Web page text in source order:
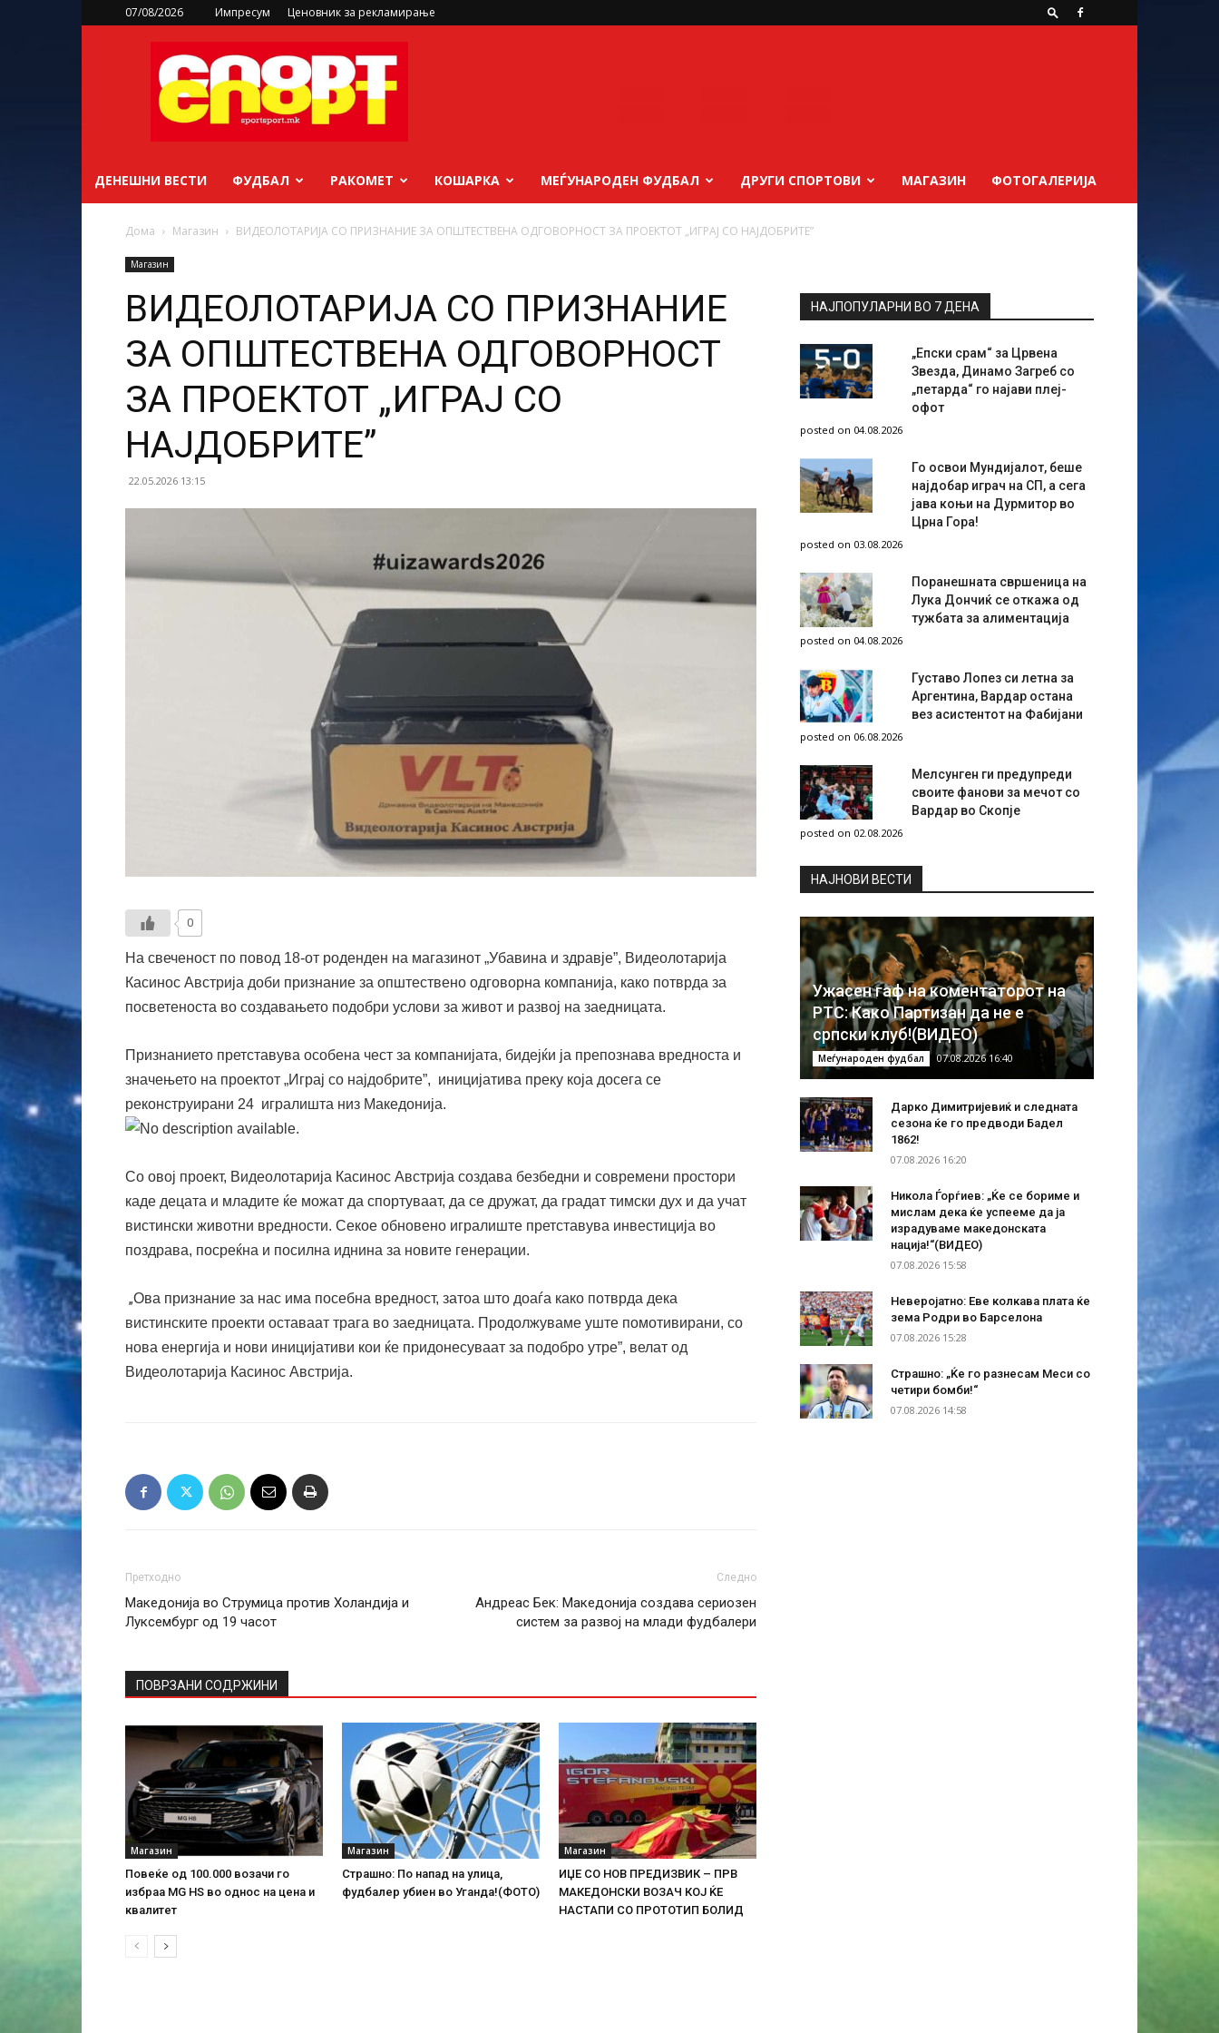
07/08/2026 Импресум Ценовник за рекламирање
sportsport.mk
ДЕНЕШНИ ВЕСТИ ФУДБАЛ РАКОМЕТ КОШАРКА МЕЃУНАРОДЕН ФУДБАЛ ДРУГИ СПОРТОВИ МАГАЗИН ФОТОГАЛЕРИЈА
Дома Магазин ВИДЕОЛОТАРИЈА СО ПРИЗНАНИЕ ЗА ОПШТЕСТВЕНА ОДГОВОРНОСТ ЗА ПРОЕКТОТ „ИГРАЈ СО НАЈДОБРИТЕ”
Магазин
ВИДЕОЛОТАРИЈА СО ПРИЗНАНИЕ
ЗА ОПШТЕСТВЕНА ОДГОВОРНОСТ
ЗА ПРОЕКТОТ „ИГРАЈ СО
НАЈДОБРИТЕ”
22.05.2026 13:15
0
На свеченост по повод 18-от роденден на магазинот „Убавина и здравје”, Видеолотарија
Касинос Австрија доби признание за општествено одговорна компанија, како потврда за
посветеноста во создавањето подобри услови за живот и развој на заедницата.
Признанието претставува особена чест за компанијата, бидејќи ја препознава вредноста и
значењето на проектот „Играј со најдобрите”, иницијатива преку која досега се
реконструирани 24 игралишта низ Македонија.
Со овој проект, Видеолотарија Касинос Австрија создава безбедни и современи простори
каде децата и младите ќе можат да спортуваат, да се дружат, да градат тимски дух и да учат
вистински животни вредности. Секое обновено игралиште претставува инвестиција во
поздрава, посреќна и посилна иднина за новите генерации.
„Ова признание за нас има посебна вредност, затоа што доаѓа како потврда дека
вистинските проекти оставаат трага во заедницата. Продолжуваме уште помотивирани, со
нова енергија и нови иницијативи кои ќе придонесуваат за подобро утре”, велат од
Видеолотарија Касинос Австрија.
Претходно
Македонија во Струмица против Холандија и
Луксембург од 19 часот
Следно
Андреас Бек: Македонија создава сериозен
систем за развој на млади фудбалери
ПОВРЗАНИ СОДРЖИНИ
Магазин
Повеќе од 100.000 возачи го
избраа MG HS во однос на цена и
квалитет
Магазин
Страшно: По напад на улица,
фудбалер убиен во Уганда!(ФОТО)
Магазин
ИЏЕ СО НОВ ПРЕДИЗВИК – ПРВ
МАКЕДОНСКИ ВОЗАЧ КОЈ ЌЕ
НАСТАПИ СО ПРОТОТИП БОЛИД
НАЈПОПУЛАРНИ ВО 7 ДЕНА
„Епски срам“ за Црвена
Звезда, Динамо Загреб со
„петарда“ го најави плеј-
офот
posted on 04.08.2026
Го освои Мундијалот, беше
најдобар играч на СП, а сега
јава коњи на Дурмитор во
Црна Гора!
posted on 03.08.2026
Поранешната свршеница на
Лука Дончиќ се откажа од
тужбата за алиментација
posted on 04.08.2026
Густаво Лопез си летна за
Аргентина, Вардар остана
вез асистентот на Фабијани
posted on 06.08.2026
Мелсунген ги предупреди
своите фанови за мечот со
Вардар во Скопје
posted on 02.08.2026
НAЈНОВИ ВЕСТИ
Ужасен гаф на коментаторот на
РТС: Како Партизан да не е
српски клуб!(ВИДЕО)
Меѓународен фудбал 07.08.2026 16:40
Дарко Димитријевиќ и следната
сезона ќе го предводи Бадел
1862!
07.08.2026 16:20
Никола Ѓорѓиев: „Ќе се бориме и
мислам дека ќе успееме да ја
израдуваме македонската
нација!“(ВИДЕО)
07.08.2026 15:58
Неверојатно: Еве колкава плата ќе
зема Родри во Барселона
07.08.2026 15:28
Страшно: „Ќе го разнесам Меси со
четири бомби!“
07.08.2026 14:58